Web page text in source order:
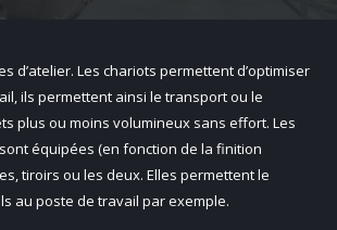
d’atelier. Les chariots permettent d’optimiser
ils permettent ainsi le transport ou le
plus ou moins volumineux sans effort. Les
équipées (en fonction de la finition
tiroirs ou les deux. Elles permettent le
au poste de travail par exemple.